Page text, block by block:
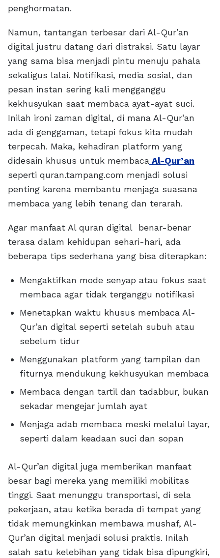
penghormatan.
Namun, tantangan terbesar dari Al-Qur’an
digital justru datang dari distraksi. Satu layar
yang sama bisa menjadi pintu menuju pahala
sekaligus lalai. Notifikasi, media sosial, dan
pesan instan sering kali mengganggu
kekhusyukan saat membaca ayat-ayat suci.
Inilah ironi zaman digital, di mana Al-Qur’an
ada di genggaman, tetapi fokus kita mudah
terpecah. Maka, kehadiran platform yang
didesain khusus untuk membaca Al-Qur’an
seperti quran.tampang.com menjadi solusi
penting karena membantu menjaga suasana
membaca yang lebih tenang dan terarah.
Agar manfaat Al quran digital benar-benar
terasa dalam kehidupan sehari-hari, ada
beberapa tips sederhana yang bisa diterapkan:
Mengaktifkan mode senyap atau fokus saat
membaca agar tidak terganggu notifikasi
Menetapkan waktu khusus membaca Al-
Qur’an digital seperti setelah subuh atau
sebelum tidur
Menggunakan platform yang tampilan dan
fiturnya mendukung kekhusyukan membaca
Membaca dengan tartil dan tadabbur, bukan
sekadar mengejar jumlah ayat
Menjaga adab membaca meski melalui layar,
seperti dalam keadaan suci dan sopan
Al-Qur’an digital juga memberikan manfaat
besar bagi mereka yang memiliki mobilitas
tinggi. Saat menunggu transportasi, di sela
pekerjaan, atau ketika berada di tempat yang
tidak memungkinkan membawa mushaf, Al-
Qur’an digital menjadi solusi praktis. Inilah
salah satu kelebihan yang tidak bisa dipungkiri,